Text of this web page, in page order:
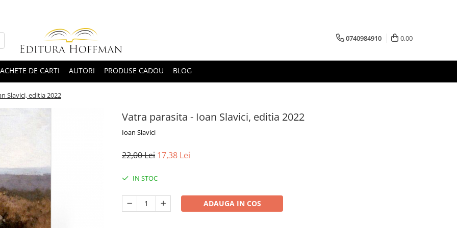
0740984910 0,00
DE CARTI AUTORI PRODUSE CADOU BLOG
Slavici, editia 2022
Vatra parasita - Ioan Slavici, editia 2022
Ioan Slavici
22,00 Lei 17,38 Lei
IN STOC
ADAUGA IN COS